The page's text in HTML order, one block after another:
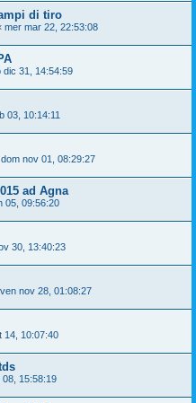
di tiro
mer mar 22, 22:53:08
dic 31, 14:54:59
03, 10:14:11
dom nov 01, 08:29:27
ad Agna
05, 09:56:20
30, 13:40:23
ven nov 28, 01:08:27
14, 10:07:40
08, 15:58:19